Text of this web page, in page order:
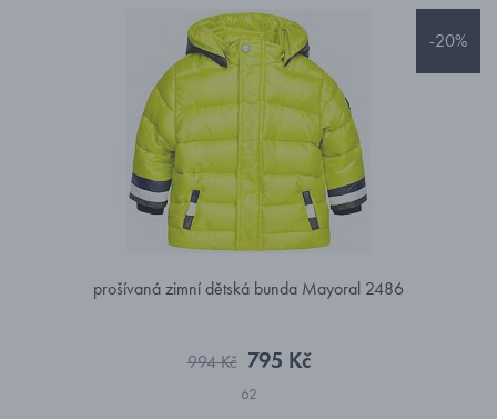
-20%
prošívaná zimní dětská bunda Mayoral 2486
994 Kč 795 Kč
62